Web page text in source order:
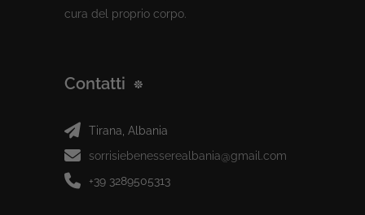
cura del proprio corpo.
Contatti
Tirana, Albania
sorrisiebenesserealbania@gmail.com
+39 3289505313